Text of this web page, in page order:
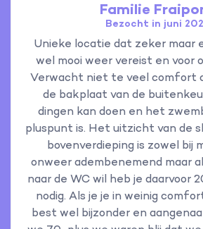
Familie
Bezocht in juni
Unieke locatie dat zeker maar
wel mooi weer vereist en voor
Verwacht niet te veel comfort
de bakplaat van de
dingen kan doen en het
pluspunt is. Het uitzicht van de
bovenverdieping is zowel bij
onweer adembenemend maar
naar de WC wil heb je daarvoor
nodig. Als je je in weinig
best wel bijzonder en